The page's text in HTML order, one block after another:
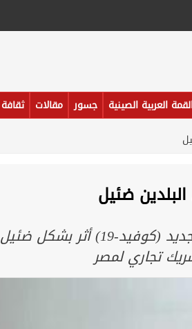
العربية الصينية جسور مقالات ثقافة
ضئيل
قال سفير الصين بالقاهرة لياو لي تشيانغ إن مرض فيروس كورونا الجديد (كوفيد-19) أثر بشكل ضئيل
تجاري لمصر